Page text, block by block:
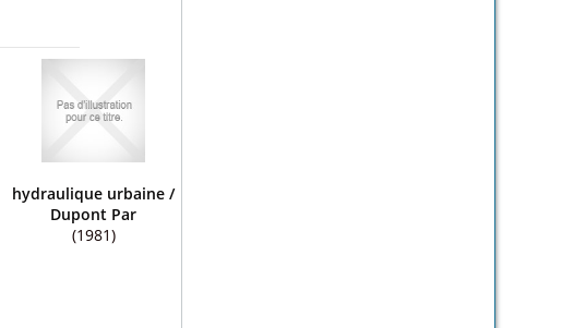
hydraulique urbaine /
Dupont Par
(1981)